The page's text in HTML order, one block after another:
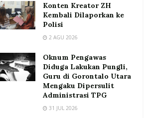
Konten Kreator ZH
Kembali Dilaporkan ke
Polisi
2 AGU 2026
Oknum Pengawas
Diduga Lakukan Pungli,
Guru di Gorontalo Utara
Mengaku Dipersulit
Administrasi TPG
31 JUL 2026